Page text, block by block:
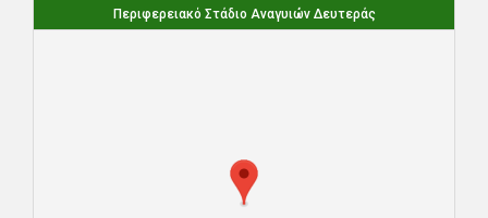
Περιφερειακό Στάδιο Αναγυιών Δευτεράς